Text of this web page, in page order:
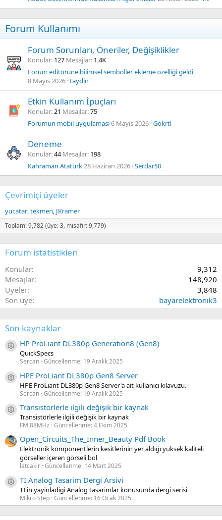
Forum Kullanımı
Forum Sorunları, Öneriler, Değişiklikler
Konular 127 Mesajlar 1.4K
Forum editörüne bilimsel semboller ekleme özelliği geldi
8 Mayıs 2026 taydin
Etkin Kullanım İpuçları
Konular 21 Mesajlar 75
Forumun mobil uygulaması6 Mayıs 2026 Gokrtl
Deneme
Konular 44 Mesajlar 198
Kahraman Atatürk28 Haziran 2026 Serdar50
Çevrimiçi üyeler
yucatar tekmen JKramer
Toplam: 9,782 (üye: 3, misafir: 9,779)
Forum istatistikleri
Konular
9,312
Mesajlar
148,920
Üyeler
3,848
Son üye
bayarelektronik3
Son kaynaklar
Kaynak ikon/amblem
HP ProLiant DL380p Generation8 (Gen8)
QuickSpecs
Sercan Güncellenme: 19 Aralık 2025
Kaynak ikon/amblem
HPE ProLiant DL380p Gen8 Server
HPE ProLiant DL380p Gen8 Server'a ait kullanıcı kılavuzu.
Sercan Güncellenme: 19 Aralık 2025
Kaynak ikon/amblem
Transistörlerle ilgili değişik bir kaynak
Transistörlerle ilgili değişik bir kaynak
FM.88MHz Güncellenme:4 Ekim 2025
Open_Circuits_The_Inner_Beauty Pdf Book
Elektronik komponentlerin kesitlerinin yer aldığı yüksek kaliteli
görseller içeren görseli bol
latcakir Güncellenme: 14 Mart 2025
Kaynak ikon/amblem
TI Analog Tasarim Dergi Arsivi
TI'in yayinladigi Analog tasarimlar konusunda dergi serisi
Mikro Step Güncellenme: 16 Ocak 2025